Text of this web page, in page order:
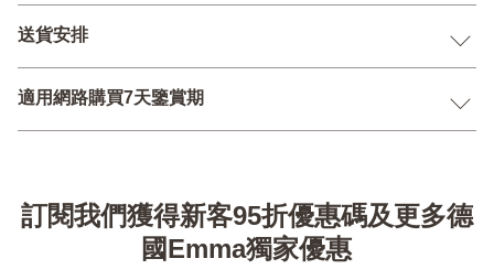
送貨安排
適用網路購買7天鑒賞期
訂閱我們獲得新客95折優惠碼及更多德
國Emma獨家優惠